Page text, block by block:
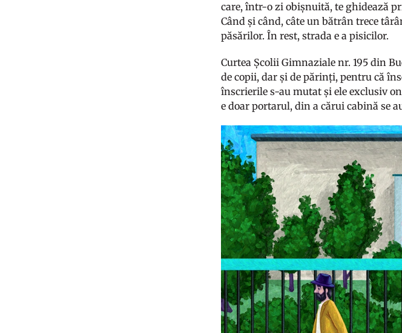
care, într-o zi obișnuită, te ghidează
Când și când, câte un bătrân trece
păsărilor. În rest, strada e a pisicilor.
Curtea Școlii Gimnaziale nr. 195 din
de copii, dar și de părinți, pentru că
înscrierile s-au mutat și ele exclusiv
e doar portarul, din a cărui cabină se